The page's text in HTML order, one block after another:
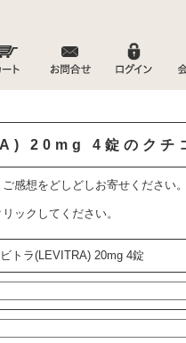
20mg 4錠のクチ
感想をどしどしお寄せください。
ックしてください。
トラ(LEVITRA) 20mg 4錠